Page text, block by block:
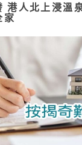
港人北上浸溫
家